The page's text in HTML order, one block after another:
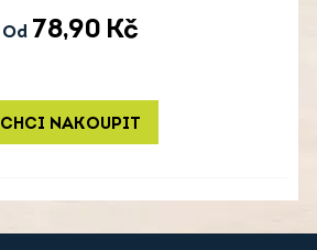
Od 78,90 Kč
CHCI NAKOUPIT